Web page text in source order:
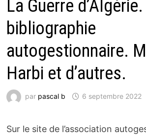
La Guerre
bibliographie
autogestionnaire.
Harbi et d’autres.
par pascal b 6 septembre 2022
Sur le site de l’association